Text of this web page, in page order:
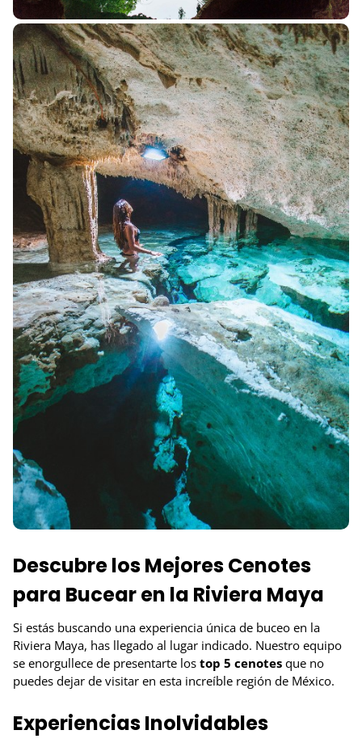
Descubre los Mejores Cenotes
para Bucear en la Riviera Maya
Si estás buscando una experiencia única de buceo en la
Riviera Maya, has llegado al lugar indicado. Nuestro equipo
se enorgullece de presentarte los top 5 cenotes que no
puedes dejar de visitar en esta increíble región de México.
Experiencias Inolvidables